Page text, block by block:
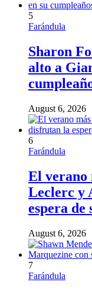
5
Farándula
Sharon
alto a
August 6, 2026
6
Farándula
El verano
Leclerc y
espera de
August 6, 2026
7
Farándula